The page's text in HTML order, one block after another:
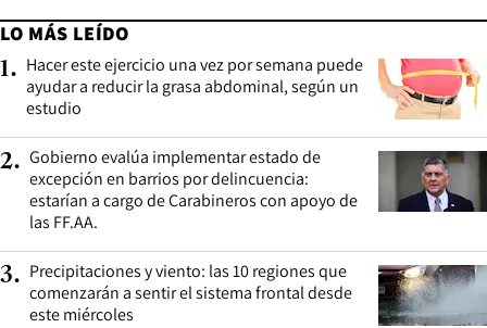
LO MÁS LEÍDO
1. Hacer este ejercicio una vez por semana puede
ayudar a reducir la grasa abdominal, según un
estudio
2. Gobierno evalúa implementar estado de
excepción en barrios por delincuencia:
estarían a cargo de Carabineros con apoyo de
las FF.AA.
3. Precipitaciones y viento: las 10 regiones que
comenzarán a sentir el sistema frontal desde
este miércoles